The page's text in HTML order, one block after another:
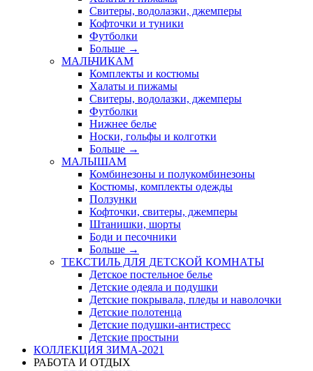
Свитеры, водолазки, джемперы
Кофточки и туники
Футболки
Больше →
МАЛЬЧИКАМ
Комплекты и костюмы
Халаты и пижамы
Свитеры, водолазки, джемперы
Футболки
Нижнее белье
Носки, гольфы и колготки
Больше →
МАЛЫШАМ
Комбинезоны и полукомбинезоны
Костюмы, комплекты одежды
Ползунки
Кофточки, свитеры, джемперы
Штанишки, шорты
Боди и песочники
Больше →
ТЕКСТИЛЬ ДЛЯ ДЕТСКОЙ КОМНАТЫ
Детское постельное белье
Детские одеяла и подушки
Детские покрывала, пледы и наволочки
Детские полотенца
Детские подушки-антистресс
Детские простыни
КОЛЛЕКЦИЯ ЗИМА-2021
РАБОТА И ОТДЫХ